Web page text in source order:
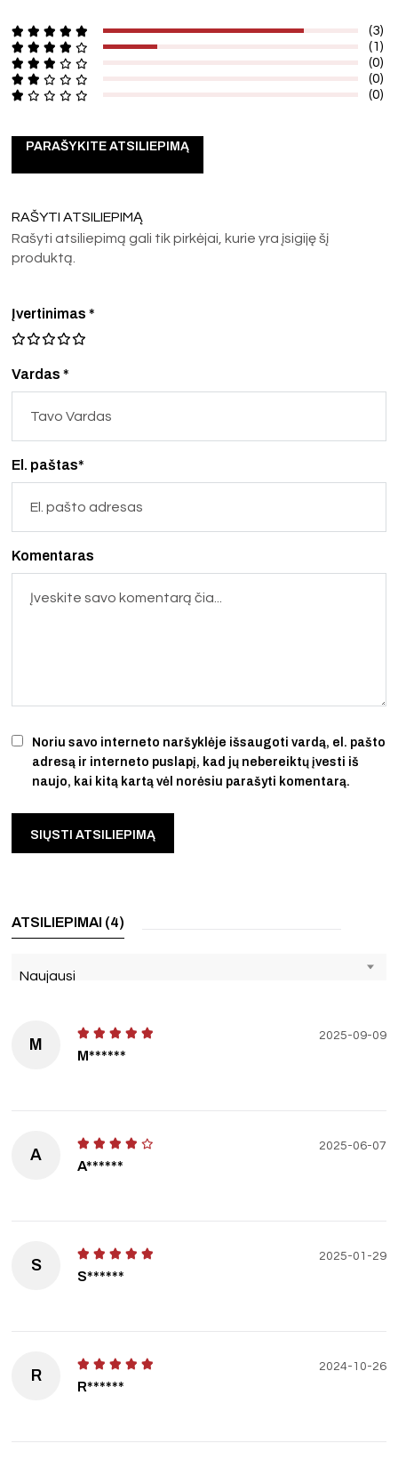
(3)
(1)
(0)
(0)
(0)
PARAŠYKITE ATSILIEPIMĄ
RAŠYTI ATSILIEPIMĄ
Rašyti atsiliepimą gali tik pirkėjai, kurie yra įsigiję šį
produktą.
Vardas *
El. paštas*
Noriu savo interneto naršyklėje išsaugoti vardą, el. pašto
adresą ir interneto puslapį, kad jų nebereiktų įvesti iš
naujo, kai kitą kartą vėl norėsiu parašyti komentarą.
Įvertinimas*
Komentaras
ATSILIEPIMAI (4)
Naujausi
M
M******
2025-09-09
A
A******
2025-06-07
S
S******
2025-01-29
R
R******
2024-10-26